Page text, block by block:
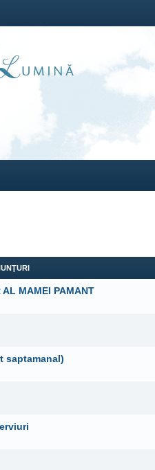
MAMEI PAMANT
saptamanal)